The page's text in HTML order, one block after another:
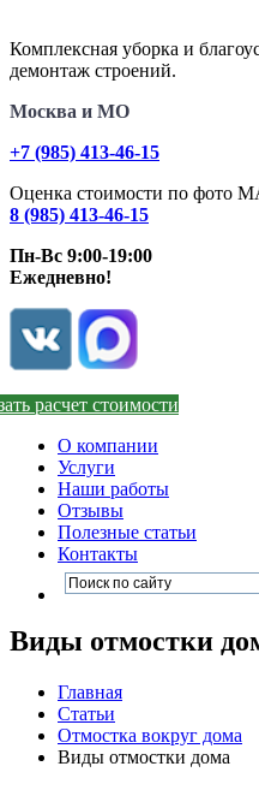
Комплексная уборка и
демонтаж строений.
Москва и МО
+7 (985) 413-46-15
Оценка стоимости по фото
8 (985) 413-46-15
Пн-Вс 9:00-19:00
Ежедневно!
расчет стоимости
О компании
Услуги
Наши работы
Отзывы
Полезные статьи
Контакты
Виды отмостки
Главная
Статьи
Отмостка вокруг дома
Виды отмостки дома